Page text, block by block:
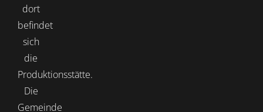
dort
befindet
sich
die
Produktionsstätte.
Die
Gemeinde